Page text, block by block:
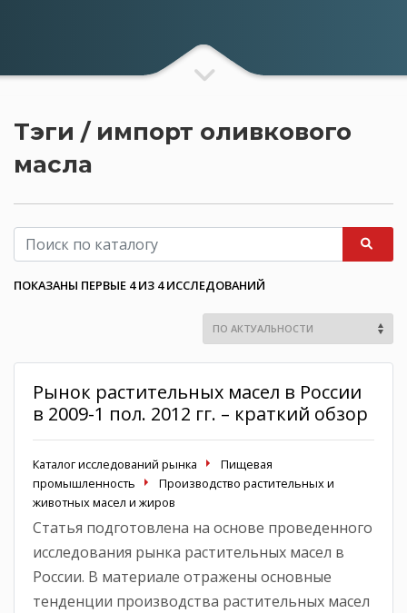
Тэги / импорт оливкового
масла
ПОКАЗАНЫ ПЕРВЫЕ 4 ИЗ 4 ИССЛЕДОВАНИЙ
Рынок растительных масел в России
в 2009-1 пол. 2012 гг. – краткий обзор
Каталог исследований рынка
Пищевая
промышленность
Производство растительных и
животных масел и жиров
Статья подготовлена на основе проведенного
исследования рынка растительных масел в
России. В материале отражены основные
тенденции производства растительных масел